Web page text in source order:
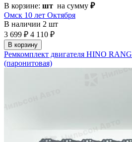
В корзине: шт на сумму ₽
Омск 10 лет Октября
В наличии 2 шт
3 699 ₽ 4 110 ₽
В корзину
Ремкомплект двигателя HINO
(паронитовая)